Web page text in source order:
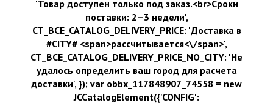
Ковролин оптом
Ковролин под теплый пол